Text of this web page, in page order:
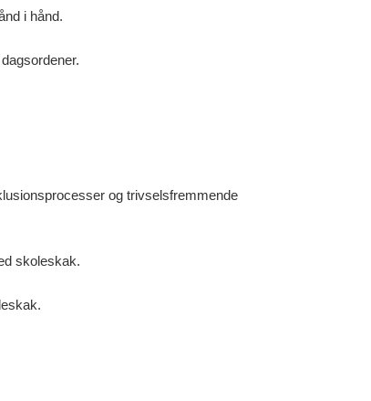
i hånd.
og trivselsfremmende
skoleskak.